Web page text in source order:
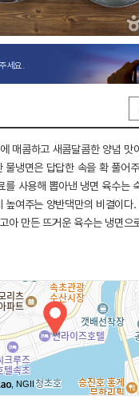
세요.
매콤하고 새콤달콤한 양념 맛
물냉면은 답답한 속을 확 풀어
를 사용해 뽑아낸 냉면 육수는
높여주는 양반댁만의 비결이다
아 만든 뜨거운 육수는 냉면으
, NGII